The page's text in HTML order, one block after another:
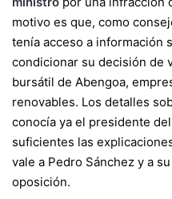
motivo es que, como
tenía acceso a información
condicionar su decisión de
bursátil de Abengoa,
renovables. Los detalles
conocía ya el presidente
suficientes las
vale a Pedro Sánchez y a
oposición.